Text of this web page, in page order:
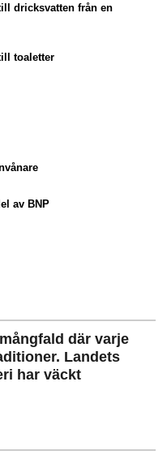
dricksvatten från en
toaletter
av BNP
där varje
Landets
har väckt